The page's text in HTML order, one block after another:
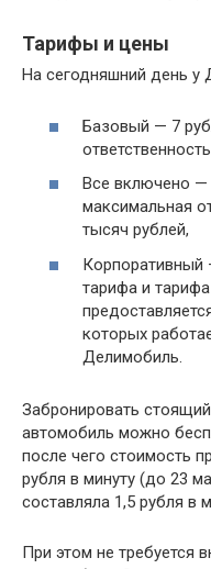
Тарифы и цены
На сегодняшний день у
Базовый — 7
Все включено —
максимальная
тысяч рублей,
Корпоративный
тарифа и
которых
Делимобиль.
Забронировать
автомобиль можно
после чего стоимость
рубля в минуту (до 23
составляла 1,5 рубля в
При этом не требуется